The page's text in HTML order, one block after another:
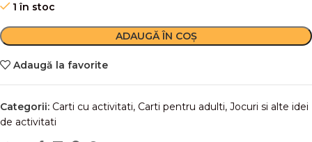
1 în stoc
ADAUGĂ ÎN COȘ
Adaugă la favorite
Categorii: Carti cu activitati, Carti pentru adulti, Jocuri si alte idei
de activitati